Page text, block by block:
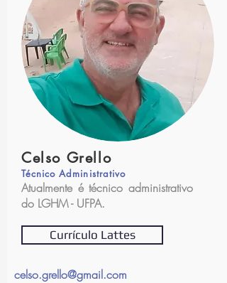
Celso Grello
Técnico Administrativo
Atualmente é técnico administrativo
do LGHM - UFPA.
Currículo Lattes
celso.grello@gmail.com